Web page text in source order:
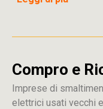
Compro e
Imprese di
elettrici usati vecchi